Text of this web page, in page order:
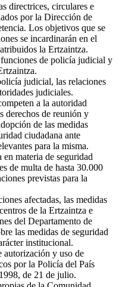
directrices, circulares e
por la Dirección de
Los objetivos que se
se incardinarán en el
la Ertzaintza.
de policía judicial y
judicial, las relaciones
judiciales.
a la autoridad
derechos de reunión y
de las medidas
ciudadana ante
para la misma.
materia de seguridad
de multa de hasta 30.000
previstas para la
afectadas, las medidas
de la Ertzaintza e
del Departamento de
las medidas de seguridad
institucional.
autorización y uso de
por la Policía del País
de 21 de julio.